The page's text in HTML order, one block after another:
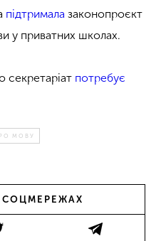
підтримала законопроєкт
у приватних школах.
потребує
МОВУ
СОЦМЕРЕЖАХ